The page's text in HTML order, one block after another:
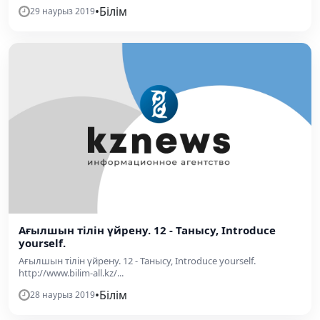
29 наурыз 2019•Білім
Ағылшын тілін үйрену. 12 - Танысу, Introduce
yourself.
Ағылшын тілін үйрену. 12 - Танысу, Introduce yourself.
http://www.bilim-all.kz/...
28 наурыз 2019•Білім